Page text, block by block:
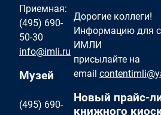
Приемная:
(495) 690-
50-30
info@imli.ru
Музей
(495) 690-
Дорогие коллеги!
Информацию для
ИМЛИ
присылайте на
email
Новый прайс-
книжного